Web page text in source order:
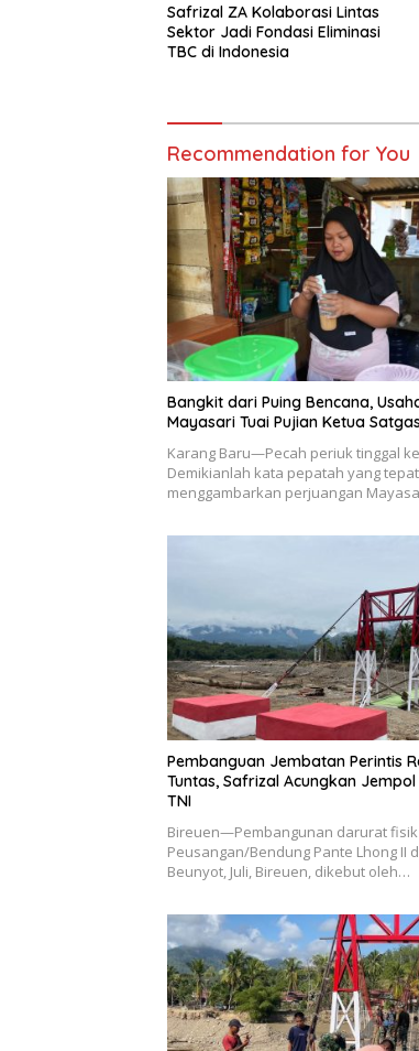
Safrizal ZA Kolaborasi Lintas
Sektor Jadi Fondasi Eliminasi
TBC di Indonesia
Recommendation for You
Bangkit dari Puing Bencana,
Mayasari Tuai Pujian Ketua
Karang Baru—Pecah periuk tinggal
Demikianlah kata pepatah yang
menggambarkan perjuangan
Pembanguan Jembatan Perintis
Tuntas, Safrizal Acungkan
TNI
Bireuen—Pembangunan darurat
Peusangan/Bendung Pante Lhong II
Beunyot, Juli, Bireuen, dikebut oleh…